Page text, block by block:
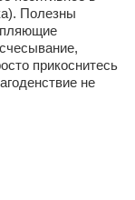
Полезны
прикоснитесь
не